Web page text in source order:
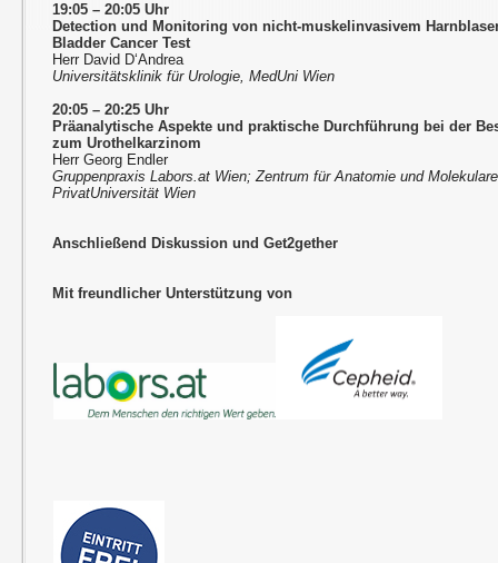
19:05 – 20:05 Uhr
Detection und Monitoring von nicht-muskelinvasivem
Bladder Cancer Test
Herr David D‘Andrea
Universitätsklinik für Urologie, MedUni Wien
20:05 – 20:25 Uhr
Präanalytische Aspekte und praktische Durchführung bei der
zum Urothelkarzinom
Herr Georg Endler
Gruppenpraxis Labors.at Wien; Zentrum für Anatomie und
PrivatUniversität Wien
Anschließend Diskussion und Get2gether
Mit freundlicher Unterstützung von